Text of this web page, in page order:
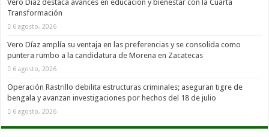
Vero Díaz destaca avances en educación y bienestar con la Cuarta
Transformación
6 agosto, 2026
Vero Díaz amplía su ventaja en las preferencias y se consolida como
puntera rumbo a la candidatura de Morena en Zacatecas
6 agosto, 2026
Operación Rastrillo debilita estructuras criminales; aseguran tigre de
bengala y avanzan investigaciones por hechos del 18 de julio
6 agosto, 2026